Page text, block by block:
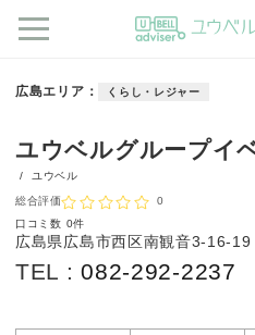
広島エリア くらし・レジャー
ユウベルグループイ
/ ユウベル
総合評価
0
口コミ数 0件
広島県広島市西区南観音3-16-19
TEL :082-292-2237